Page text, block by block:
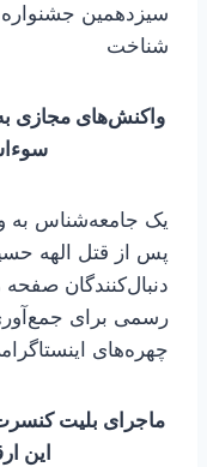
سیزدهمین جشنواره
شناخت
واکنش‌های مجازی
یک جامعه‌شناس به
پس از قتل الهه
دنبال‌کنندگان
رسمی برای
چهره‌های
این